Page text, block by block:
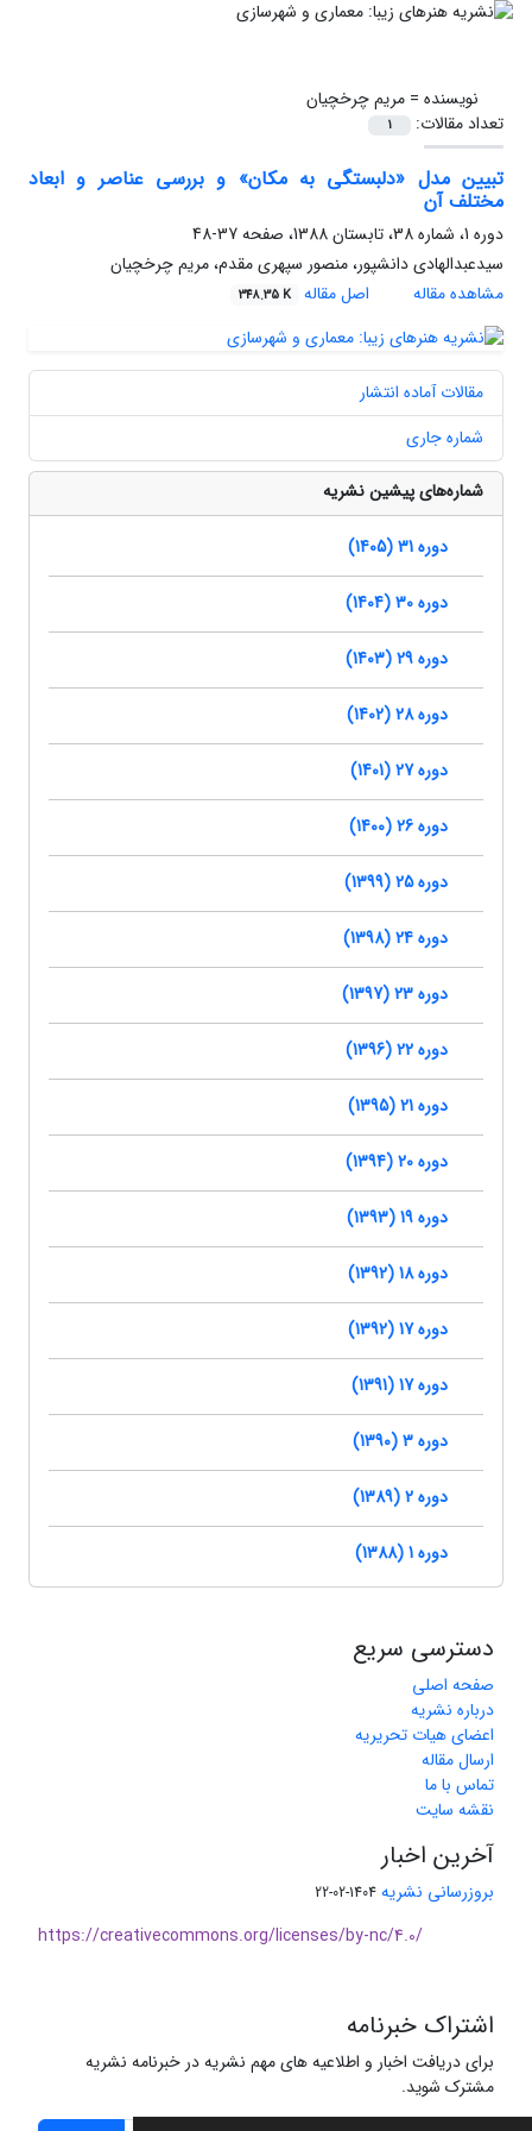
نویسنده =مریم چرخچیان
تعداد مقالات:
1
تبیین مدل «دلبستگی به مکان» و بررسی عناصر و ابعاد
مختلف آن
دوره 1، شماره 38، تابستان 1388، صفحه
37-48
سیدعبدالهادی دانشپور، منصور سپهری مقدم، مریم چرخچیان
مشاهده مقاله
اصل مقاله 348.35 K
مقالات آماده انتشار
شماره جاری
شماره‌های پیشین نشریه
دوره 31 (1405)
دوره 30 (1404)
دوره 29 (1403)
دوره 28 (1402)
دوره 27 (1401)
دوره 26 (1400)
دوره 25 (1399)
دوره 24 (1398)
دوره 23 (1397)
دوره 22 (1396)
دوره 21 (1395)
دوره 20 (1394)
دوره 19 (1393)
دوره 18 (1392)
دوره 17 (1392)
دوره 17 (1391)
دوره 3 (1390)
دوره 2 (1389)
دوره 1 (1388)
دسترسی سریع
صفحه اصلی
درباره نشریه
اعضای هیات تحریریه
ارسال مقاله
تماس با ما
نقشه سایت
آخرین اخبار
بروزرسانی نشریه 1404-02-22
https://creativecommons.org/licenses/by-nc/4.0/
اشتراک خبرنامه
برای دریافت اخبار و اطلاعیه های مهم نشریه در خبرنامه نشریه
مشترک شوید.